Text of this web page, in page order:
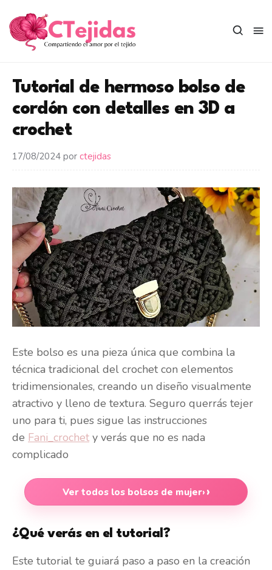
contenido
Tutorial de hermoso bolso de
cordón con detalles en 3D a
crochet
17/08/2024 por ctejidas
Este bolso es una pieza única que combina la
técnica tradicional del crochet con elementos
tridimensionales, creando un diseño visualmente
atractivo y lleno de textura. Seguro querrás tejer
uno para ti, pues sigue las instrucciones
de Fani_crochet y verás que no es nada
complicado
Ver todos los bolsos de mujer›
¿Qué verás en el tutorial?
Este tutorial te guiará paso a paso en la creación